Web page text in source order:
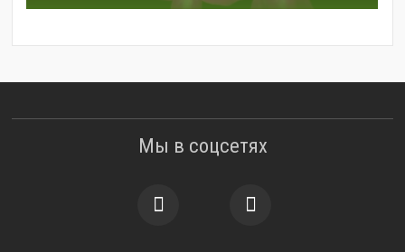
Мы в соцсетях